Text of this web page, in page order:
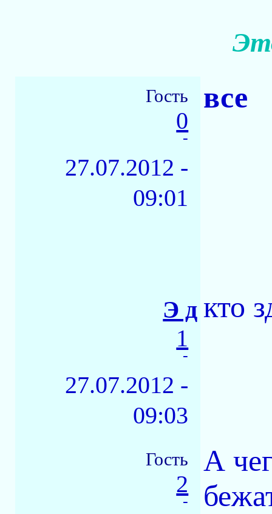
Гость
0
-
27.07.2012 -
09:01
все
Э д
1
-
27.07.2012 -
09:03
кто
Гость
2
-
А